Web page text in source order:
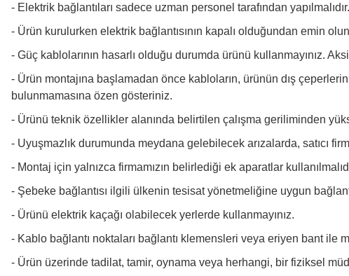
- Elektrik bağlantıları sadece uzman personel tarafından yapılmalıdır.
- Ürün kurulurken elektrik bağlantısının kapalı olduğundan emin
- Güç kablolarının hasarlı olduğu durumda ürünü kullanmayınız.
- Ürün montajına başlamadan önce kabloların, ürünün dış
bulunmamasına özen gösteriniz.
- Ürünü teknik özellikler alanında belirtilen çalışma geriliminden
- Uyuşmazlık durumunda meydana gelebilecek arızalarda, satıcı
- Montaj için yalnızca firmamızın belirlediği ek aparatlar
- Şebeke bağlantısı ilgili ülkenin tesisat yönetmeliğine uygun
- Ürünü elektrik kaçağı olabilecek yerlerde kullanmayınız.
- Kablo bağlantı noktaları bağlantı klemensleri veya eriyen bant ile
- Ürün üzerinde tadilat, tamir, oynama veya herhangi, bir fiziksel